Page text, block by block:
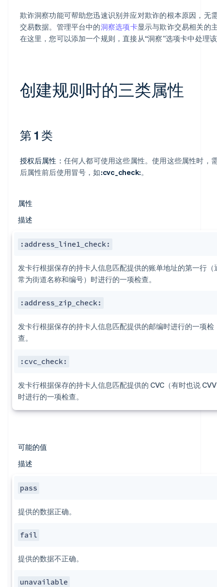
欺诈洞察功能可帮助您迅速识别并应对欺诈的根本原因，无
交易数据。管理平台中的洞察选项卡显示与欺诈交易相关的
在这里，您可以添加一个规则，直接从“洞察”选项卡中处理
创建规则时的三类属性
第 1 类
授权后属性： 任何人都可使用这些属性。使用这些属性时，
后属性前后使用冒号，如:cvc_check:。
属性
描述
:address_line1_check:
发卡行根据保存的持卡人信息匹配提供的账单地址的第一行（
常为街道名称和编号）时进行的一项检查。
:address_zip_check:
发卡行根据保存的持卡人信息匹配提供的邮编时进行的一项检
查。
:cvc_check​:
发卡行根据保存的持卡人信息匹配提供的 CVC（有时也说
时进行的一项检查。
可能的值
描述
pass
提供的数据正确。
fail
提供的数据不正确。
unavailable